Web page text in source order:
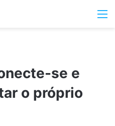
Switch
se e
o próprio